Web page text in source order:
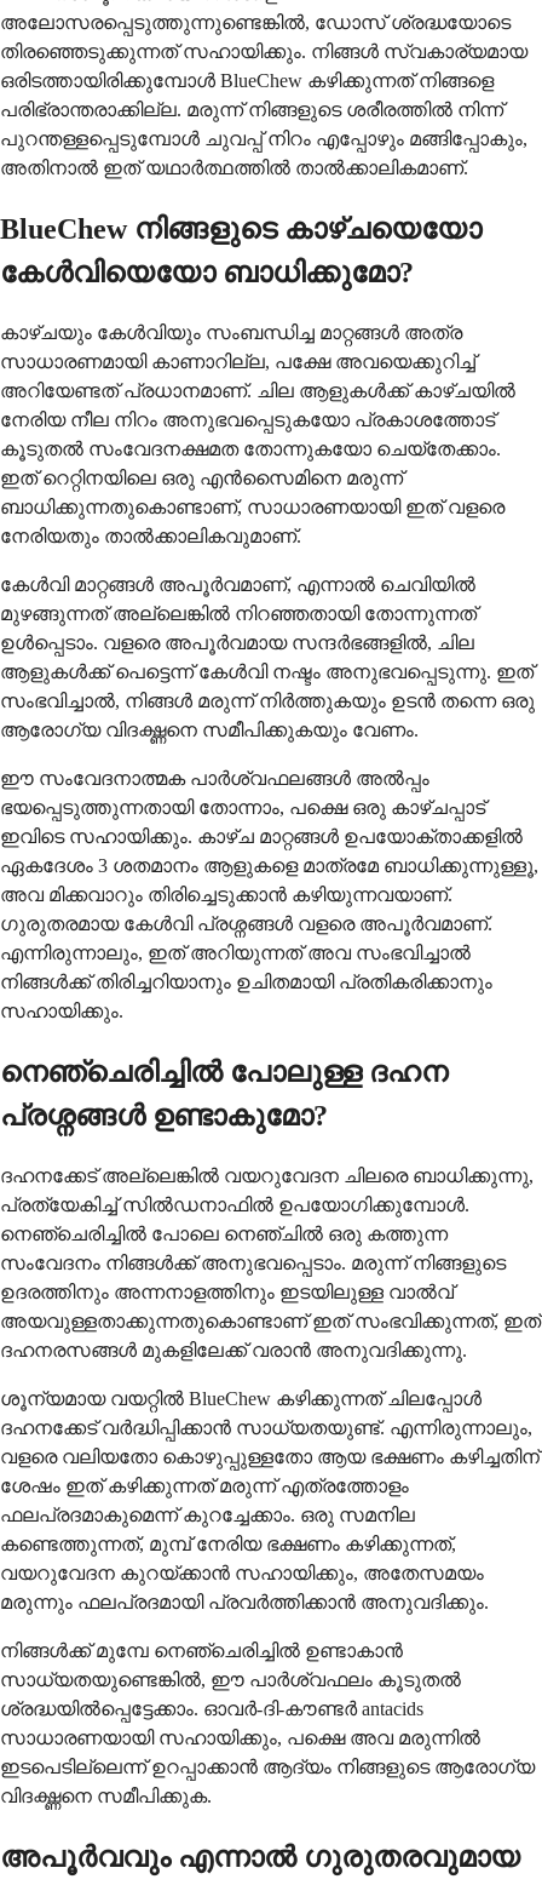
അലോസരപ്പെടുത്തുന്നുണ്ടെങ്കിൽ, ഡോസ് ശ്രദ്ധയോടെ
തിരഞ്ഞെടുക്കുന്നത് സഹായിക്കും. നിങ്ങൾ സ്വകാര്യമായ
ഒരിടത്തായിരിക്കുമ്പോൾ BlueChew കഴിക്കുന്നത് നിങ്ങളെ
പരിഭ്രാന്തരാക്കില്ല. മരുന്ന് നിങ്ങളുടെ ശരീരത്തിൽ നിന്ന്
പുറന്തള്ളപ്പെടുമ്പോൾ ചുവപ്പ് നിറം എപ്പോഴും മങ്ങിപ്പോകും,
അതിനാൽ ഇത് യഥാർത്ഥത്തിൽ താൽക്കാലികമാണ്.
BlueChew നിങ്ങളുടെ കാഴ്ചയെയോ
കേൾവിയെയോ ബാധിക്കുമോ?
കാഴ്ചയും കേൾവിയും സംബന്ധിച്ച മാറ്റങ്ങൾ അത്ര
സാധാരണമായി കാണാറില്ല, പക്ഷേ അവയെക്കുറിച്ച്
അറിയേണ്ടത് പ്രധാനമാണ്. ചില ആളുകൾക്ക് കാഴ്ചയിൽ
നേരിയ നീല നിറം അനുഭവപ്പെടുകയോ പ്രകാശത്തോട്
കൂടുതൽ സംവേദനക്ഷമത തോന്നുകയോ ചെയ്തേക്കാം.
ഇത് റെറ്റിനയിലെ ഒരു എൻസൈമിനെ മരുന്ന്
ബാധിക്കുന്നതുകൊണ്ടാണ്, സാധാരണയായി ഇത് വളരെ
നേരിയതും താൽക്കാലികവുമാണ്.
കേൾവി മാറ്റങ്ങൾ അപൂർവമാണ്, എന്നാൽ ചെവിയിൽ
മുഴങ്ങുന്നത് അല്ലെങ്കിൽ നിറഞ്ഞതായി തോന്നുന്നത്
ഉൾപ്പെടാം. വളരെ അപൂർവമായ സന്ദർഭങ്ങളിൽ, ചില
ആളുകൾക്ക് പെട്ടെന്ന് കേൾവി നഷ്ടം അനുഭവപ്പെടുന്നു. ഇത്
സംഭവിച്ചാൽ, നിങ്ങൾ മരുന്ന് നിർത്തുകയും ഉടൻ തന്നെ ഒരു
ആരോഗ്യ വിദഗ്ദ്ധനെ സമീപിക്കുകയും വേണം.
ഈ സംവേദനാത്മക പാർശ്വഫലങ്ങൾ അൽപ്പം
ഭയപ്പെടുത്തുന്നതായി തോന്നാം, പക്ഷെ ഒരു കാഴ്ചപ്പാട്
ഇവിടെ സഹായിക്കും. കാഴ്ച മാറ്റങ്ങൾ ഉപയോക്താക്കളിൽ
ഏകദേശം 3 ശതമാനം ആളുകളെ മാത്രമേ ബാധിക്കുന്നുള്ളൂ,
അവ മിക്കവാറും തിരിച്ചെടുക്കാൻ കഴിയുന്നവയാണ്.
ഗുരുതരമായ കേൾവി പ്രശ്നങ്ങൾ വളരെ അപൂർവമാണ്.
എന്നിരുന്നാലും, ഇത് അറിയുന്നത് അവ സംഭവിച്ചാൽ
നിങ്ങൾക്ക് തിരിച്ചറിയാനും ഉചിതമായി പ്രതികരിക്കാനും
സഹായിക്കും.
നെഞ്ചെരിച്ചിൽ പോലുള്ള ദഹന
പ്രശ്നങ്ങൾ ഉണ്ടാകുമോ?
ദഹനക്കേട് അല്ലെങ്കിൽ വയറുവേദന ചിലരെ ബാധിക്കുന്നു,
പ്രത്യേകിച്ച് സിൽഡനാഫിൽ ഉപയോഗിക്കുമ്പോൾ.
നെഞ്ചെരിച്ചിൽ പോലെ നെഞ്ചിൽ ഒരു കത്തുന്ന
സംവേദനം നിങ്ങൾക്ക് അനുഭവപ്പെടാം. മരുന്ന് നിങ്ങളുടെ
ഉദരത്തിനും അന്നനാളത്തിനും ഇടയിലുള്ള വാൽവ്
അയവുള്ളതാക്കുന്നതുകൊണ്ടാണ് ഇത് സംഭവിക്കുന്നത്, ഇത്
ദഹനരസങ്ങൾ മുകളിലേക്ക് വരാൻ അനുവദിക്കുന്നു.
ശൂന്യമായ വയറ്റിൽ BlueChew കഴിക്കുന്നത് ചിലപ്പോൾ
ദഹനക്കേട് വർദ്ധിപ്പിക്കാൻ സാധ്യതയുണ്ട്. എന്നിരുന്നാലും,
വളരെ വലിയതോ കൊഴുപ്പുള്ളതോ ആയ ഭക്ഷണം കഴിച്ചതിന്
ശേഷം ഇത് കഴിക്കുന്നത് മരുന്ന് എത്രത്തോളം
ഫലപ്രദമാകുമെന്ന് കുറച്ചേക്കാം. ഒരു സമനില
കണ്ടെത്തുന്നത്, മുമ്പ് നേരിയ ഭക്ഷണം കഴിക്കുന്നത്,
വയറുവേദന കുറയ്ക്കാൻ സഹായിക്കും, അതേസമയം
മരുന്നും ഫലപ്രദമായി പ്രവർത്തിക്കാൻ അനുവദിക്കും.
നിങ്ങൾക്ക് മുമ്പേ നെഞ്ചെരിച്ചിൽ ഉണ്ടാകാൻ
സാധ്യതയുണ്ടെങ്കിൽ, ഈ പാർശ്വഫലം കൂടുതൽ
ശ്രദ്ധയിൽപ്പെട്ടേക്കാം. ഓവർ-ദി-കൗണ്ടർ antacids
സാധാരണയായി സഹായിക്കും, പക്ഷെ അവ മരുന്നിൽ
ഇടപെടില്ലെന്ന് ഉറപ്പാക്കാൻ ആദ്യം നിങ്ങളുടെ ആരോഗ്യ
വിദഗ്ദ്ധനെ സമീപിക്കുക.
അപൂർവവും എന്നാൽ ഗുരുതരവുമായ